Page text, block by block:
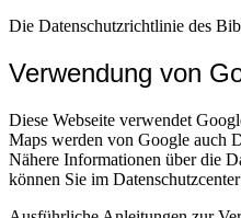
Die Datenschutzrichtlinie des
Verwendung von
Diese Webseite verwendet
Maps werden von Google auch
Nähere Informationen über die
können Sie im